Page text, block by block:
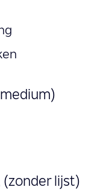
(zonder lijst)